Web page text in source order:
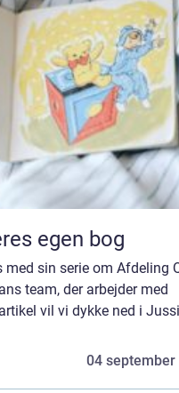
egen bog
sin serie om Afdeling
team, der arbejder med
vil vi dykke ned i Jussi
04 september